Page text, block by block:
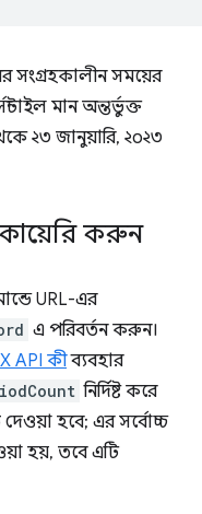
সংগ্রহকালীন সময়ের
মান অন্তর্ভুক্ত
২৩ জানুয়ারি, ২০২৩
কোয়েরি করুন
URL-এর
এ পরিবর্তন করুন।
API কীব্যবহার
নির্দিষ্ট করে
হবে; এর সর্বোচ্চ
হয়, তবে এটি